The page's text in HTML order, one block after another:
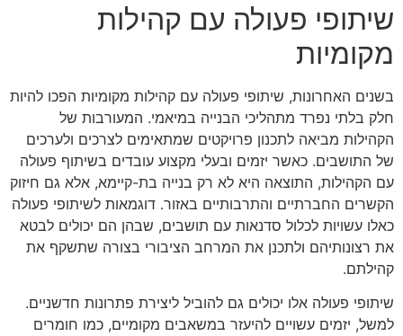
שיתופי פעולה עם קהילות
מקומיות
בשנים האחרונות, שיתופי פעולה עם קהילות מקומיות הפכו להיות
חלק בלתי נפרד מתהליכי הבנייה במיאמי. המעורבות של
הקהילות מביאה לתכנון פרויקטים שמתאימים לצרכים ולערכים
של התושבים. כאשר יזמים ובעלי מקצוע עובדים בשיתוף פעולה
עם הקהילות, התוצאה היא לא רק בנייה בת-קיימא, אלא גם חיזוק
הקשרים החברתיים והתרבותיים באזור. דוגמאות לשיתופי פעולה
כאלו עשויות לכלול סדנאות עם תושבים, שבהן הם יכולים לבטא
את רצונותיהם ולתכנן את המרחב הציבורי בצורה שתשקף את
קהילתם.
שיתופי פעולה אלו יכולים גם להוביל ליצירת פתרונות חדשניים.
למשל, יזמים עשויים להיעזר במשאבים מקומיים, כמו חומרים